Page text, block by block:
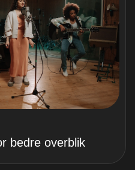
bedre overblik